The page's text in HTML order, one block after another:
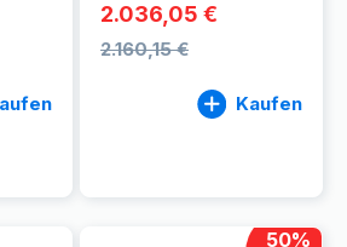
2.036,05 €
2.160,15 €
Kaufen
50%